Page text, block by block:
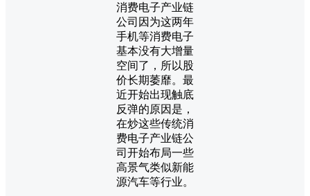
消费电子产业链
公司因为这两年
手机等消费电子
基本没有大增量
空间了，所以股
价长期萎靡。最
近开始出现触底
反弹的原因是，
在炒这些传统消
费电子产业链公
司开始布局一些
高景气类似新能
源汽车等行业。